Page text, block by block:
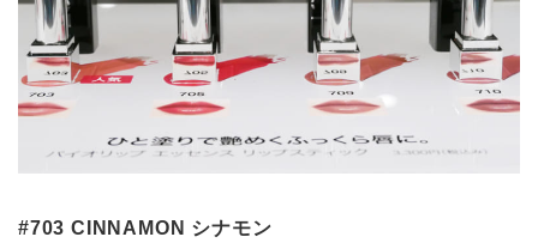
#703 CINNAMON シナモン